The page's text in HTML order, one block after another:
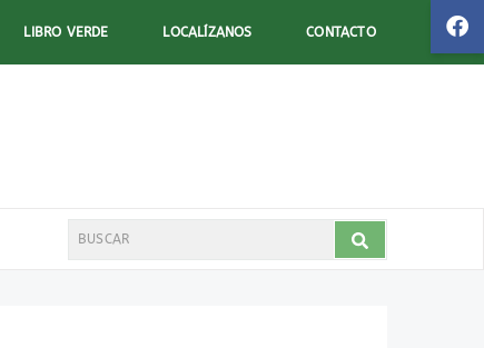
LIBRO VERDE LOCALÍZANOS CONTACTO